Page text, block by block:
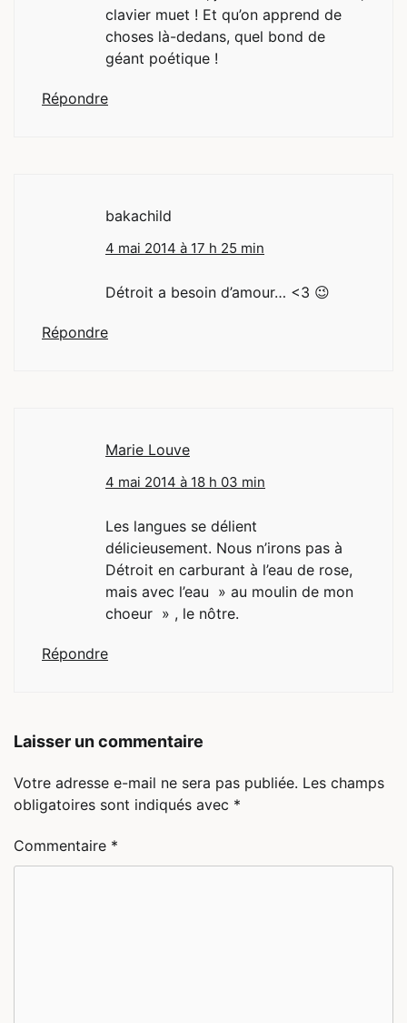
clavier muet ! Et qu’on apprend de
choses là-dedans, quel bond de
géant poétique !
Répondre
bakachild
4 mai 2014 à 17 h 25 min
Détroit a besoin d’amour… <3 😉
Répondre
Marie Louve
4 mai 2014 à 18 h 03 min
Les langues se délient
délicieusement. Nous n’irons pas à
Détroit en carburant à l’eau de rose,
mais avec l’eau » au moulin de mon
choeur » , le nôtre.
Répondre
Laisser un commentaire
Votre adresse e-mail ne sera pas publiée. Les champs
obligatoires sont indiqués avec *
Commentaire *